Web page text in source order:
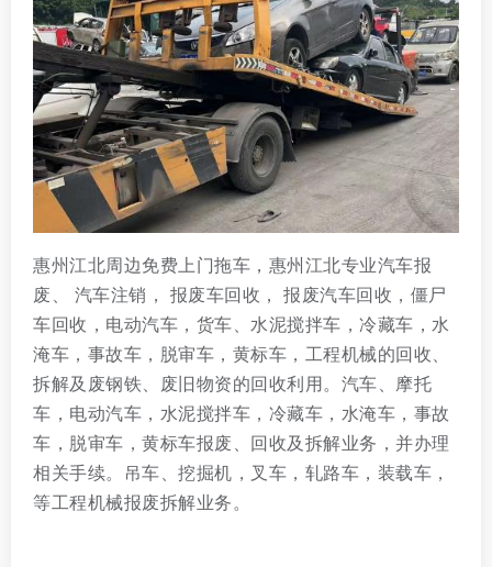
惠州江北周边免费上门拖车，惠州江北专业汽车报
废、 汽车注销， 报废车回收， 报废汽车回收，僵尸
车回收，电动汽车，货车、水泥搅拌车，冷藏车，水
淹车，事故车，脱审车，黄标车，工程机械的回收、
拆解及废钢铁、废旧物资的回收利用。汽车、摩托
车，电动汽车，水泥搅拌车，冷藏车，水淹车，事故
车，脱审车，黄标车报废、回收及拆解业务，并办理
相关手续。吊车、挖掘机，叉车，轧路车，装载车，
等工程机械报废拆解业务。